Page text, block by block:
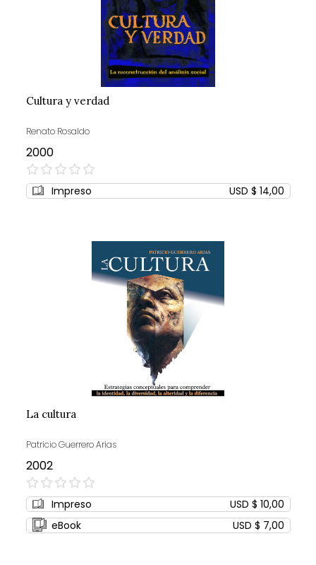
Cultura y verdad
Renato Rosaldo
2000
0%
Impreso USD $ 14,00
La cultura
Patricio Guerrero Arias
2002
0%
Impreso
USD $ 10,00
eBook
USD $ 7,00